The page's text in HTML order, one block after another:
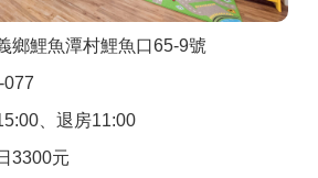
鄉鯉魚潭村鯉魚口65-9號
077
、退房11:00
3300元